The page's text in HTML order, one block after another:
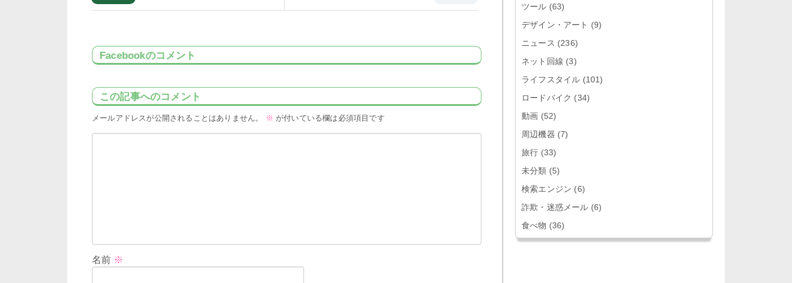
Facebookのコメント
この記事へのコメント
メールアドレスが公開されることはありません。 ※ が付いている欄は必須項目です
名前 ※
ツール (63)
デザイン・アート (9)
ニュース (236)
ネット回線 (3)
ライフスタイル (101)
ロードバイク (34)
動画 (52)
周辺機器 (7)
旅行 (33)
未分類 (5)
検索エンジン (6)
詐欺・迷惑メール (6)
食べ物 (36)